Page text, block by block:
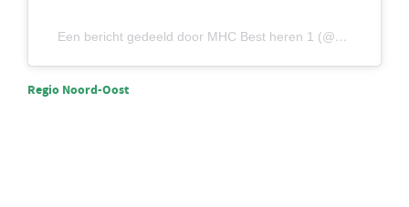
Een bericht gedeeld door MHC Best heren 1 (@mhcbestheren1)
Regio Noord-Oost